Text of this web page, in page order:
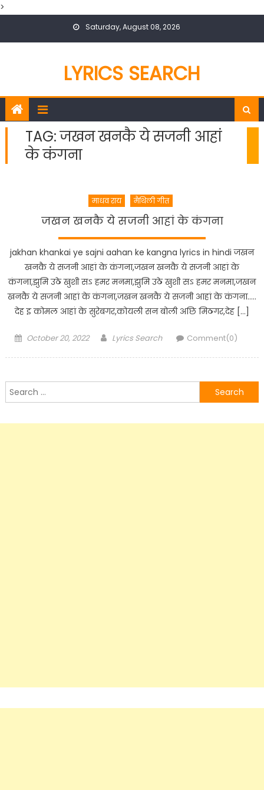
>
Saturday, August 08, 2026
LYRICS SEARCH
TAG:जखन खनकै ये सजनी आहां
के कंगना
माधव राय मैथिली गीत
जखन खनकै ये सजनी आहां के कंगना
jakhan khankai ye sajni aahan ke kangna lyrics in hindi जखन
खनकै ये सजनी आहां के कंगना,जखन खनकै ये सजनी आहां के
कंगना,झुमि उठे खुशी सऽ हमर मनमा,झुमि उठे खुशी सऽ हमर मनमा,जखन
खनकै ये सजनी आहां के कंगना,जखन खनकै ये सजनी आहां के कंगना…..
देह इ कोमल आहां के सुरेबगर,कोयली सन बोली अछि मिठगर,देह […]
Posted
October 20, 2022 Author
Lyrics Search Comment(0)
Search
for: